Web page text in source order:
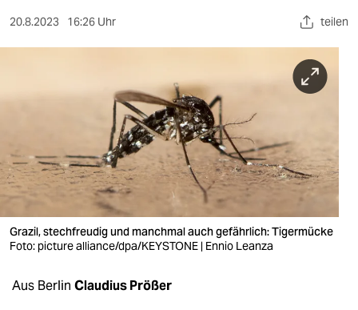
sport
nord
verlag
verlag
veranstaltungen
fragen & hilfe
20.8.2023 16:26 Uhr teilen
Grazil, stechfreudig und manchmal auch gefährlich: Tigermücke
Foto: picture alliance/dpa/KEYSTONE | Ennio Leanza
Aus Berlin Claudius Prößer